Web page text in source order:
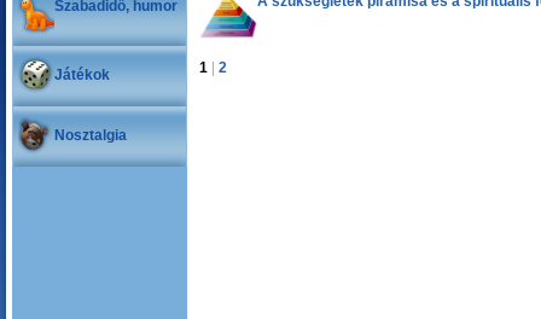
Szabadidő, humor
Játékok
Nosztalgia
1 2